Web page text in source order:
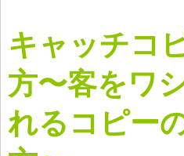
キャッチコ
方〜客をワ
れるコピー